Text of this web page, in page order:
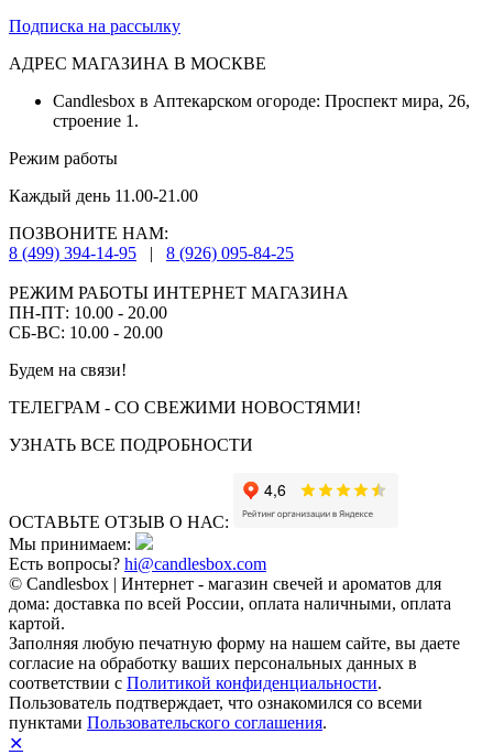
Подписка на рассылку
АДРЕС МАГАЗИНА В МОСКВЕ
Candlesbox в Аптекарском огороде: Проспект мира, 26,
строение 1.
Режим работы
Каждый день 11.00-21.00
ПОЗВОНИТЕ НАМ:
8 (499) 394-14-95
| 8 (926) 095-84-25
РЕЖИМ РАБОТЫ ИНТЕРНЕТ МАГАЗИНА
ПН-ПТ: 10.00 - 20.00
СБ-ВС: 10.00 - 20.00
Будем на связи!
ТЕЛЕГРАМ - СО СВЕЖИМИ НОВОСТЯМИ!
УЗНАТЬ ВСЕ ПОДРОБНОСТИ
ОСТАВЬТЕ ОТЗЫВ О НАС:
Мы принимаем:
Есть вопросы? hi@candlesbox.com
© Candlesbox | Интернет - магазин свечей и ароматов для
дома: доставка по всей России, оплата наличными, оплата
картой.
Заполняя любую печатную форму на нашем сайте, вы даете
согласие на обработку ваших персональных данных в
соответствии с Политикой конфиденциальности.
Пользователь подтверждает, что ознакомился со всеми
пунктами Пользовательского соглашения.
✕